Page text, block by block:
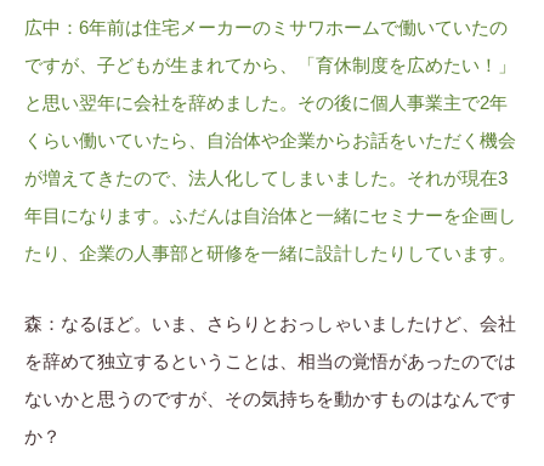
広中：6年前は住宅メーカーのミサワホームで働いていたの
ですが、子どもが生まれてから、「育休制度を広めたい！」
と思い翌年に会社を辞めました。その後に個人事業主で2年
くらい働いていたら、自治体や企業からお話をいただく機会
が増えてきたので、法人化してしまいました。それが現在3
年目になります。ふだんは自治体と一緒にセミナーを企画し
たり、企業の人事部と研修を一緒に設計したりしています。
森：なるほど。いま、さらりとおっしゃいましたけど、会社
を辞めて独立するということは、相当の覚悟があったのでは
ないかと思うのですが、その気持ちを動かすものはなんです
か？